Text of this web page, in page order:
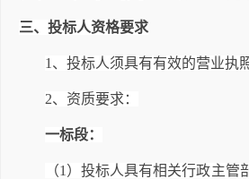
三、投标人资格要求
1 、投标人须具有有效的营业执
2、资质要求：
一标段：
（1）投标人具有相关行政主